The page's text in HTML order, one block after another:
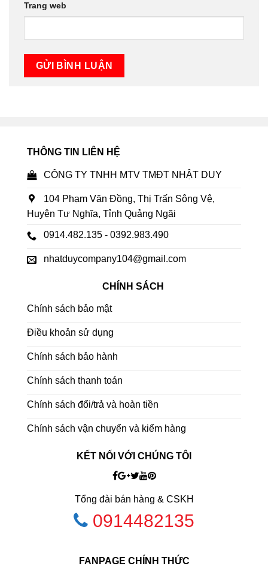
Trang web
THÔNG TIN LIÊN HỆ
CÔNG TY TNHH MTV TMĐT NHẬT DUY
104 Phạm Văn Đồng, Thị Trấn Sông Vệ,
Huyện Tư Nghĩa, Tỉnh Quảng Ngãi
0914.482.135 - 0392.983.490
nhatduycompany104@gmail.com
CHÍNH SÁCH
Chính sách bảo mật
Điều khoản sử dụng
Chính sách bảo hành
Chính sách thanh toán
Chính sách đổi/trả và hoàn tiền
Chính sách vận chuyển và kiểm hàng
KẾT NỐI VỚI CHÚNG TÔI
Tổng đài bán hàng & CSKH
0914482135
FANPAGE CHÍNH THỨC